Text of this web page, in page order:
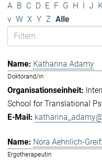
A B C D E F G H I J K
v W X Y Z Alle
Katharina Adamy
Doktorand/in
School for Translational
Nora Aehnlich-
Ergotherapeutin